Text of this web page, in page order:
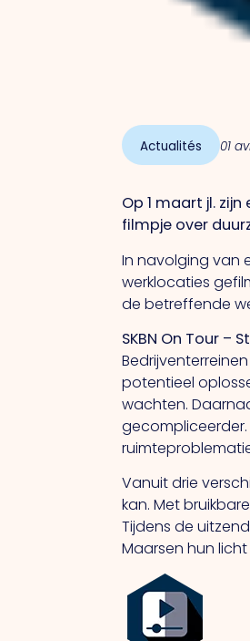
Actualités 01
Op 1 maart jl.
filmpje over
In navolging van
werklocaties
de betreffende
SKBN On Tour –
potentieel
wachten.
Vanuit drie
kan. Met
Tijdens de
Maarsen hun